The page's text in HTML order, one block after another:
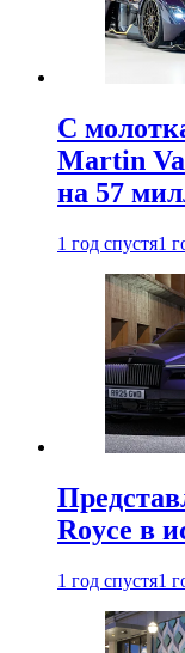
С
Martin
на 57
1 год спустя1
Royce в
1 год спустя1